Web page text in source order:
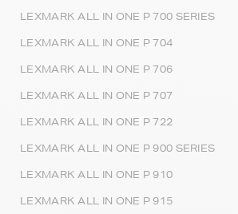
LEXMARK ALL IN ONE P 700 SERIES
LEXMARK ALL IN ONE P 704
LEXMARK ALL IN ONE P 706
LEXMARK ALL IN ONE P 707
LEXMARK ALL IN ONE P 722
LEXMARK ALL IN ONE P 900 SERIES
LEXMARK ALL IN ONE P 910
LEXMARK ALL IN ONE P 915